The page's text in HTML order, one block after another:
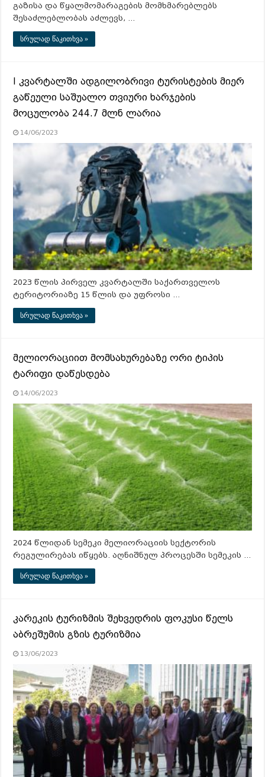
გაზისა და წყალმომარაგების მომხმარებლებს
შესაძლებლობას აძლევს, …
სრულად წაკითხვა »
I კვარტალში ადგილობრივი ტურისტების მიერ
გაწეული საშუალო თვიური ხარჯების
მოცულობა 244.7 მლნ ლარია
14/06/2023
2023 წლის პირველ კვარტალში საქართველოს
ტერიტორიაზე 15 წლის და უფროსი …
სრულად წაკითხვა »
მელიორაციით მომსახურებაზე ორი ტიპის
ტარიფი დაწესდება
14/06/2023
2024 წლიდან სემეკი მელიორაციის სექტორის
რეგულირებას იწყებს. აღნიშნულ პროცესში სემეკის …
სრულად წაკითხვა »
კარეკის ტურიზმის შეხვედრის ფოკუსი წელს
აბრეშუმის გზის ტურიზმია
13/06/2023